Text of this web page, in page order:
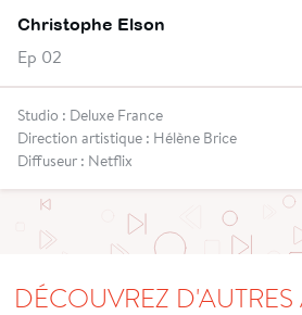
Christophe Elson
Ep 02
Studio : Deluxe France
Direction artistique : Hélène Brice
Diffuseur : Netflix
DÉCOUVREZ